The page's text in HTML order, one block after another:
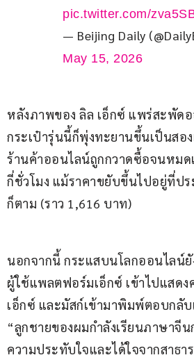
pic.twitter.com/
— Beijing Daily
May 15, 2026
หลังภาพของ ลิล เอ็กซ์ แพร่สะพัด
กระเป๋ารุ่นนี้ก็พุ่งทะยานขึ้นเป็นสอ
ร้านค้าออนไลน์ถูกกวาดซื้อจนหมด
กี่ชั่วโมง แม้ราคาขยับขึ้นไปอยู่ที่ป
ก็ตาม (ราว 1,616 บาท)
นอกจากนี้ กระแสบนโลกออนไลน์
ผู้ใช้แพลตฟอร์มเอ็กซ์ เข้าไปแสด
เอ็กซ์ และมัสก์เข้ามาพิมพ์ตอบกลั
“ลูกชายของผมกำลังเรียนภาษาจีน
ความประทับใจและได้ใจจากสาธ